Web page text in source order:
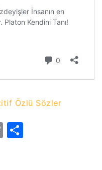
Özlü Sözler
Copy